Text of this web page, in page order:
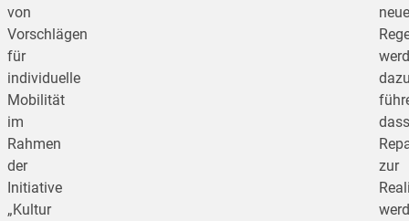
von
Vorschlägen
für
individuelle
Mobilität
im
Rahmen
der
Initiative
„Kultur
dass
zur